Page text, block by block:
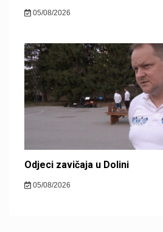
05/08/2026
Odjeci zavičaja u Dolini
05/08/2026